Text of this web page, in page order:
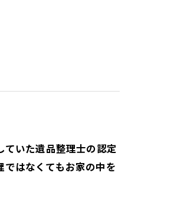
ていた遺品整理士の認定
はなくてもお家の中を